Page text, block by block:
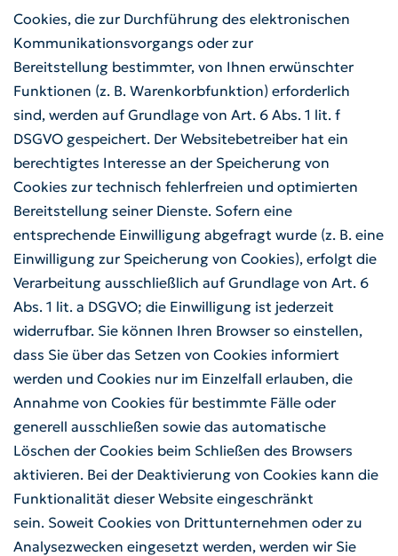
Altglas-Container
Alttextil-Container
Grünschnitt-Container
Schadstoffmobil
Elektrokleingeräte
Sackausgabestellen
Entsorgungszentren
Kundenservice / Sonstige
Anfragen
Cookies, die zur Durchführung des elektronischen
Kommunikationsvorgangs oder zur
Bereitstellung bestimmter, von Ihnen erwünschter
Funktionen (z. B. Warenkorbfunktion) erforderlich
sind, werden auf Grundlage von Art. 6 Abs. 1 lit. f
DSGVO gespeichert. Der Websitebetreiber hat ein
berechtigtes Interesse an der Speicherung von
Cookies zur technisch fehlerfreien und optimierten
Bereitstellung seiner Dienste. Sofern eine
entsprechende Einwilligung abgefragt wurde (z. B. eine
Einwilligung zur Speicherung von Cookies), erfolgt die
Verarbeitung ausschließlich auf Grundlage von Art. 6
Abs. 1 lit. a DSGVO; die Einwilligung ist jederzeit
widerrufbar. Sie können Ihren Browser so einstellen,
dass Sie über das Setzen von Cookies informiert
werden und Cookies nur im Einzelfall erlauben, die
Annahme von Cookies für bestimmte Fälle oder
generell ausschließen sowie das automatische
Löschen der Cookies beim Schließen des Browsers
aktivieren. Bei der Deaktivierung von Cookies kann die
Funktionalität dieser Website eingeschränkt
sein. Soweit Cookies von Drittunternehmen oder zu
Analysezwecken eingesetzt werden, werden wir Sie